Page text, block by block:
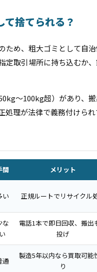
捨てられる？
ため、粗大ゴミとして自
定取引場所に持ち込むか
〜100kg超）があり、
理が法律で義務付けられ
間 メリット
い 正規ルートでリサイクル
な
い
電話1本で即日回収、搬出
投げ
通
製造5年以内なら買取可能
り